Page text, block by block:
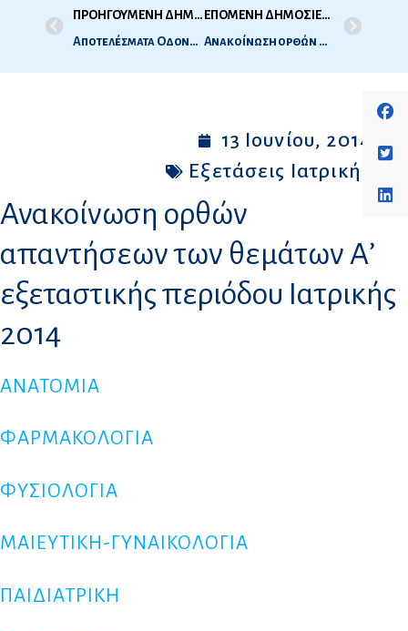
ΠΡΟΗΓΟΥΜΕΝΗ ΔΗΜΟΣΙΕΥΣΗ
Αποτελέσματα Οδοντιατρικής 1ης Εξεταστικής Περιόδου 2014
ΕΠΟΜΕΝΗ ΔΗΜΟΣΙΕΥΣΗ
Ανακοίνωση ορθών απαντήσεων των θεμάτων Α’ εξεταστικής περιόδου οδοντιατρικής 2014
13 Ιουνίου, 2014
Εξετάσεις Ιατρικής
Ανακοίνωση ορθών
απαντήσεων των θεμάτων Α’
εξεταστικής περιόδου Iατρικής
2014
ΑΝΑΤΟΜΙΑ
ΦΑΡΜΑΚΟΛΟΓΙΑ
ΦΥΣΙΟΛΟΓΙΑ
ΜΑΙΕΥΤΙΚΗ-ΓΥΝΑΙΚΟΛΟΓΙΑ
ΠΑΙΔΙΑΤΡΙΚΗ